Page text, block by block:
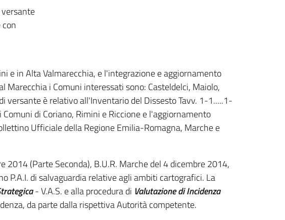
e in Alta Valmarecchia, e l'integrazione e aggiornamento
i Comuni interessati sono: Casteldelci, Maiolo,
versante è relativo all'Inventario del Dissesto Tavv. 1-1.....1-
di Coriano, Rimini e Riccione e l'aggiornamento
Ufficiale della Regione Emilia-Romagna, Marche e
2014 (Parte Seconda), B.U.R. Marche del 4 dicembre 2014,
P.A.I. di salvaguardia relative agli ambiti cartografici. La
- V.A.S. e alla procedura di Valutazione di Incidenza
da parte dalla rispettiva Autorità competente.